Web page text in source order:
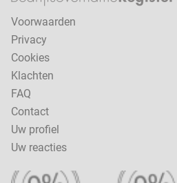
Voorwaarden
Privacy
Cookies
Klachten
FAQ
Contact
Uw profiel
Uw reacties